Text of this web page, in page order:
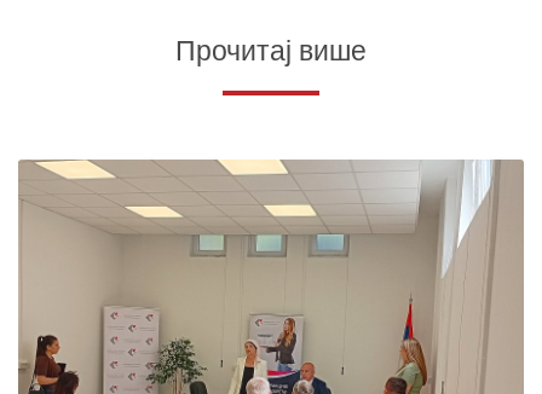
Прочитај више